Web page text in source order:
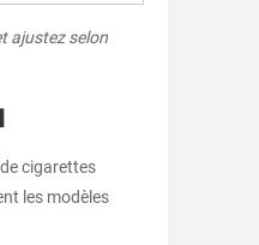
ajustez selon
cigarettes
les modèles